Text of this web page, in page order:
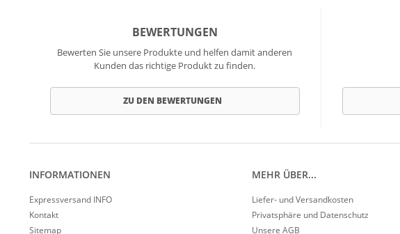
BEWERTUNGEN
Bewerten Sie unsere Produkte und helfen damit anderen
Kunden das richtige Produkt zu finden.
ZU DEN BEWERTUNGEN
INFORMATIONEN
Expressversand INFO
Kontakt
Sitemap
MEHR ÜBER...
Liefer- und Versandkosten
Privatsphäre und Datenschutz
Unsere AGB